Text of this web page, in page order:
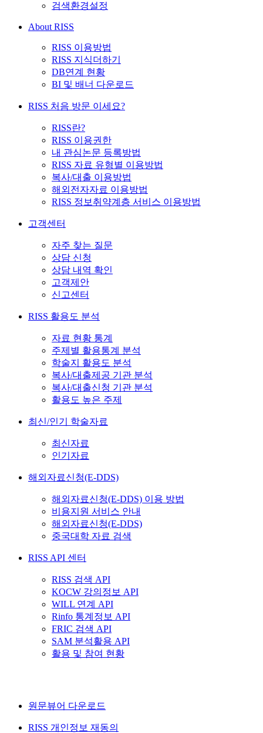
검색환경설정
About RISS
RISS 이용방법
RISS 지식더하기
DB연계 현황
BI 및 배너 다운로드
RISS 처음 방문 이세요?
RISS란?
RISS 이용권한
내 관심논문 등록방법
RISS 자료 유형별 이용방법
복사/대출 이용방법
해외전자자료 이용방법
RISS 정보취약계층 서비스 이용방법
고객센터
자주 찾는 질문
상담 신청
상담 내역 확인
고객제안
신고센터
RISS 활용도 분석
자료 현황 통계
주제별 활용통계 분석
학술지 활용도 분석
복사/대출제공 기관 분석
복사/대출신청 기관 분석
활용도 높은 주제
최신/인기 학술자료
최신자료
인기자료
해외자료신청(E-DDS)
해외자료신청(E-DDS) 이용 방법
비용지원 서비스 안내
해외자료신청(E-DDS)
중국대학 자료 검색
RISS API 센터
RISS 검색 API
KOCW 강의정보 API
WILL 연계 API
Rinfo 통계정보 API
FRIC 검색 API
SAM 분석활용 API
활용 및 참여 현황
원문뷰어 다운로드
RISS 개인정보 재동의